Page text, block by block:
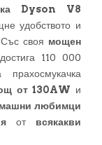
Dyson V8
удобството и
своя мощен
110 000
от 130AW и
любимци
от всякакви